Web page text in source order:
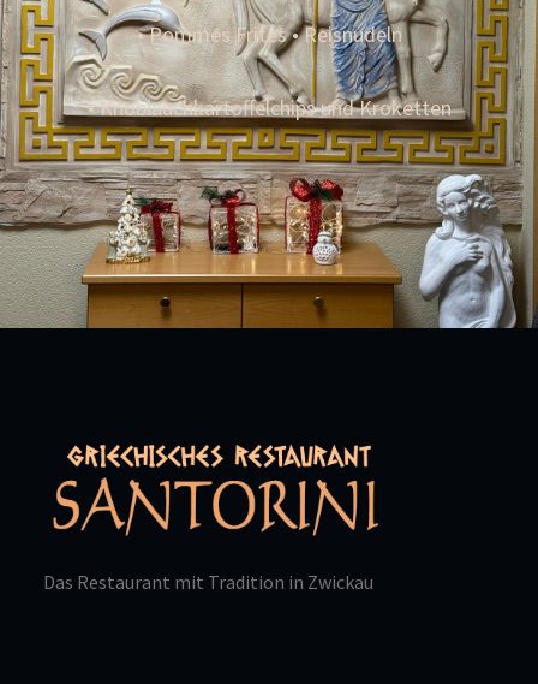
• Pommes Frites • Reisnudeln
• Knoblauchkartoffelchips und Kroketten
Das Restaurant mit Tradition in Zwickau